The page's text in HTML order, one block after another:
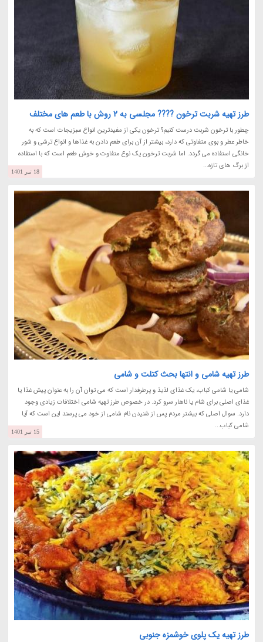
طرز تهیه شربت ترخون ???? مجلسی به 2 روش با طعم های مختلف
چطور با ترخون شربت درست کنیم؟ ترخون یکی از مفیدترین انواع سبزیجات است که به
خاطر عطر و بوی متفاوتی که دارد، بیشتر از آن برای طعم دادن به غذاها و انواع ترشی و شور
خانگی استفاده می گردد. اما شربت ترخون یک نوع متفاوت و خوش طعم است که با استفاده
از برگ های تازه...
18 تیر 1401
طرز تهیه شامی و انتها بحث کتلت و شامی
شامی یا شامی کباب، یک غذای لذیذ و پرطرفدار است که می توان آن را به عنوان پیش غذا یا
غذای اصلی برای شام یا ناهار سرو کرد. در خصوص طرز تهیه شامی اختلافات زیادی وجود
دارد. سوال اصلی که بیشتر مردم پس از شنیدن نام شامی از خود می پرسند این است که آیا
شامی کباب...
15 تیر 1401
طرز تهیه یک پلوی خوشمزه جنوبی